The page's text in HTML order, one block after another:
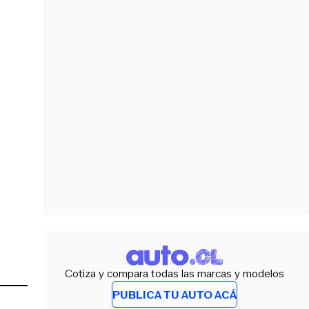
Cotiza y compara todas las marcas y modelos
PUBLICA TU AUTO ACÁ